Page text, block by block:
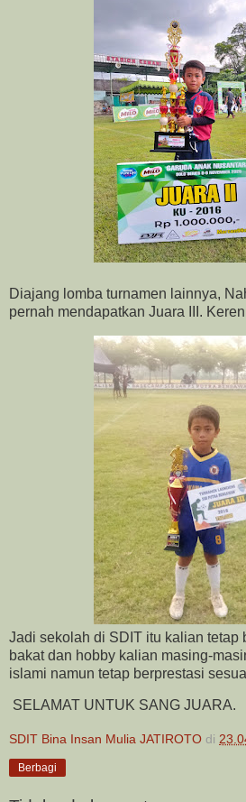
Diajang lomba turnamen lainnya,
pernah mendapatkan Juara III.
Jadi sekolah di SDIT itu kalian tetap
bakat dan hobby kalian masing-
islami namun tetap berprestasi
SELAMAT UNTUK SANG JUARA.
SDIT Bina Insan Mulia JATIROTO di
Berbagi